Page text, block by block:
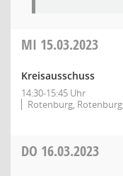
MI 15.03.2023
Kreisausschuss
14:30-15:45 Uhr
Rotenburg,
DO 16.03.2023